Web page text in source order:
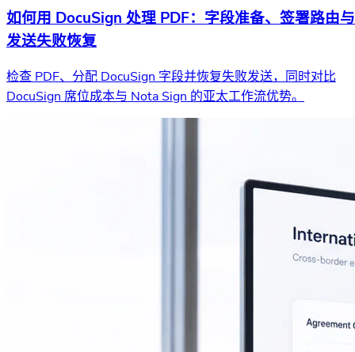
如何用 DocuSign 处理 PDF：字段准备、签署路由与
发送失败恢复
检查 PDF、分配 DocuSign 字段并恢复失败发送，同时对比
DocuSign 席位成本与 Nota Sign 的亚太工作流优势。